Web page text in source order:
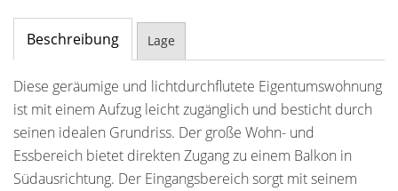
Beschreibung Lage
Diese geräumige und lichtdurchflutete Eigentumswohnung
ist mit einem Aufzug leicht zugänglich und besticht durch
seinen idealen Grundriss. Der große Wohn- und
Essbereich bietet direkten Zugang zu einem Balkon in
Südausrichtung. Der Eingangsbereich sorgt mit seinem